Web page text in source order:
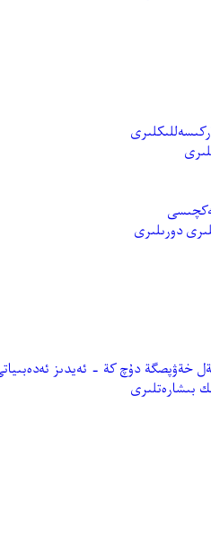
دورىلىرى
دۇچ كة - ئەيدىز ئەدەبىياتى
بىشارەتلىرى